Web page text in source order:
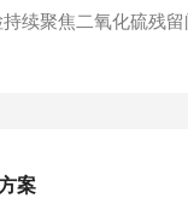
续聚焦二氧化硫残
案